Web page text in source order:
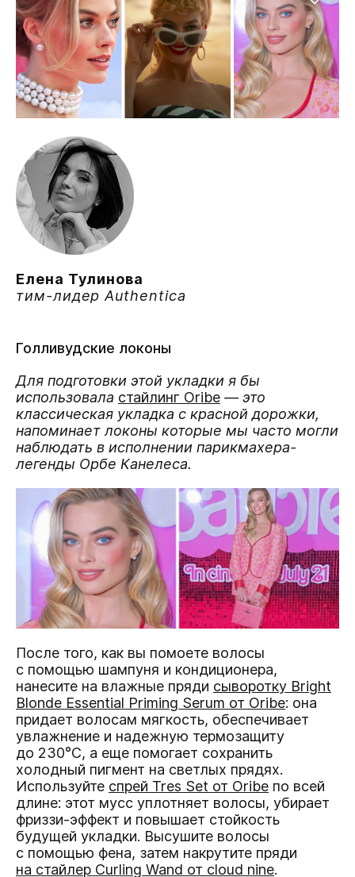
Елена Тулинова
тим-лидер Authentica
Голливудские локоны
Для подготовки этой укладки я бы
использовала стайлинг Oribe — это
классическая укладка с красной дорожки,
напоминает локоны которые мы часто могли
наблюдать в исполнении парикмахера-
легенды Орбе Канелеса.
После того, как вы помоете волосы
с помощью шампуня и кондиционера,
нанесите на влажные пряди сыворотку Bright
Blonde Essential Priming Serum от Oribe: она
придает волосам мягкость, обеспечивает
увлажнение и надежную термозащиту
до 230°С, а еще помогает сохранить
холодный пигмент на светлых прядях.
Используйте спрей Tres Set от Oribe по всей
длине: этот мусс уплотняет волосы, убирает
фриззи-эффект и повышает стойкость
будущей укладки. Высушите волосы
с помощью фена, затем накрутите пряди
на стайлер Curling Wand от cloud nine.